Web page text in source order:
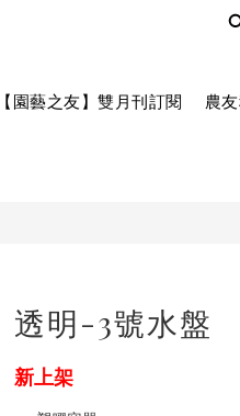
【園藝之友】雙月刊訂閱 農
透明-3號水盤
新上架